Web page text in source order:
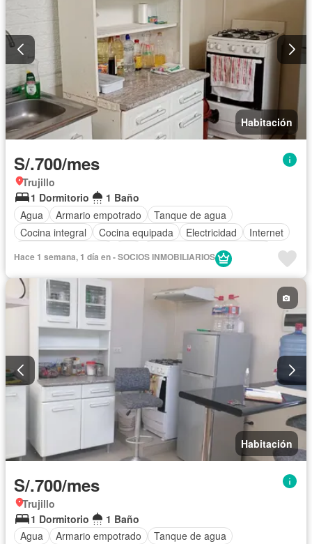
Habitación
S/.700/mes
Trujillo
1 Dormitorio
1 Baño
Agua
Armario empotrado
Tanque de agua
Cocina integral
Cocina equipada Electricidad
Internet
Completamente amoblado
Hace 1 semana, 1 día en - SOCIOS INMOBILIARIOS
Habitación
S/.700/mes
Trujillo
1 Dormitorio
1 Baño
Agua
Armario empotrado
Tanque de agua